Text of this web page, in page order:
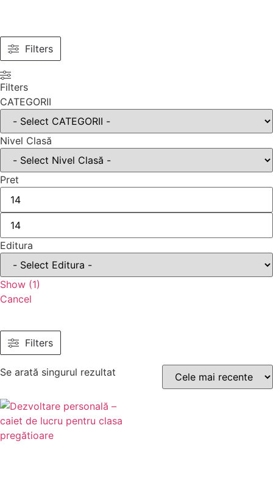
Filters
Filters
CATEGORII
Nivel Clasă
Pret
Editura
Show (1)
Cancel
Filters
Se arată singurul rezultat